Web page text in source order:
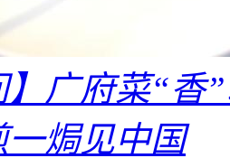
】广府菜“
一焗见中国